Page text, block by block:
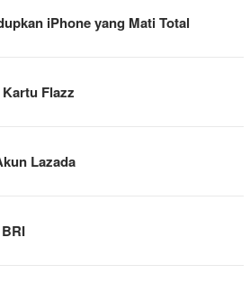
iPhone yang Mati Total
Flazz
Lazada